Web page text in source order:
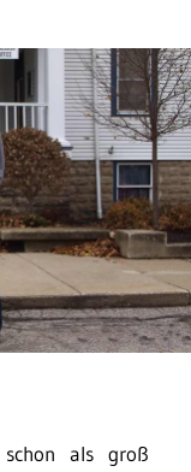
als groß